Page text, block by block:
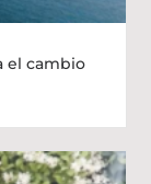
el cambio